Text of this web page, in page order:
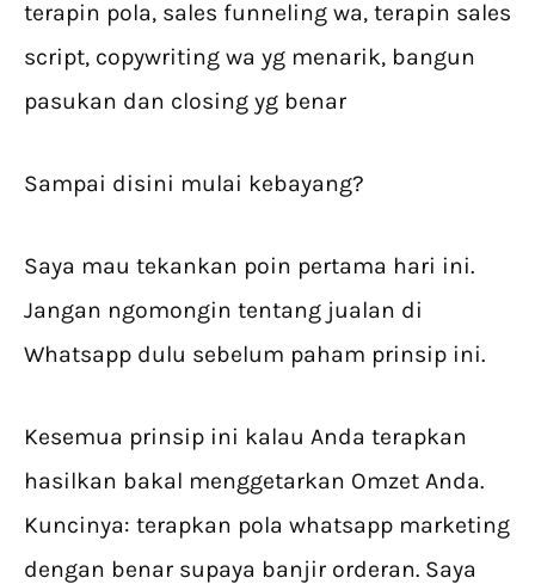
terapin pola, sales funneling wa, terapin sales
script, copywriting wa yg menarik, bangun
pasukan dan closing yg benar
Sampai disini mulai kebayang?
Saya mau tekankan poin pertama hari ini.
Jangan ngomongin tentang jualan di
Whatsapp dulu sebelum paham prinsip ini.
Kesemua prinsip ini kalau Anda terapkan
hasilkan bakal menggetarkan Omzet Anda.
Kuncinya: terapkan pola whatsapp marketing
dengan benar supaya banjir orderan. Saya